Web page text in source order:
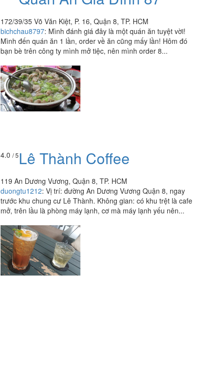
172/39/35 Võ Văn Kiệt, P. 16, Quận 8, TP. HCM
bichchau8797: Mình đánh giá đây là một quán ăn tuyệt vời!
Mình đến quán ăn 1 lần, order về ăn cũng mấy lần! Hôm đó
bạn bè trên công ty mình mở tiệc, nên mình order 8...
4.0 / 5Lê Thành Coffee
119 An Dương Vương, Quận 8, TP. HCM
duongtu1212: Vị trí: đường An Dương Vương Quận 8, ngay
trước khu chung cư Lê Thành. Không gian: có khu trệt là cafe
mở, trên lầu là phòng máy lạnh, cơ mà máy lạnh yếu nên...